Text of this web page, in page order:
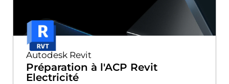
Autodesk Revit
Préparation à l'ACP Revit
Electricité